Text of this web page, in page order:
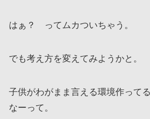
はぁ？ ってムカついちゃう。
でも考え方を変えてみようかと。
子供がわがまま言える環境作って
なーって。